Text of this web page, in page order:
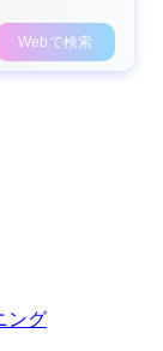
Webで検索